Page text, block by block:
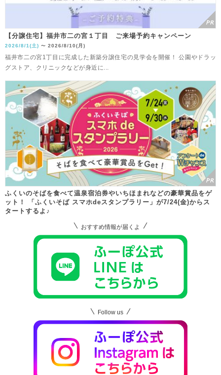
【分譲住宅】福井市二の宮１丁目 ご来場予約キャンペーン
2026/8/1(土) 〜 2026/8/10(月)
福井市二の宮1丁目に完成した新築分譲住宅の見学会を開催！ 公園やドラッ
グストア、クリニックなどが身近に...
ふくいのそばを食べて温泉宿泊券やいちほまれなどの豪華賞品をゲ
ット！ 「ふくいそば スマホdeスタンプラリー」が7/24(金)からス
タートするよ♪
おすすめ情報が届くよ
Follow us